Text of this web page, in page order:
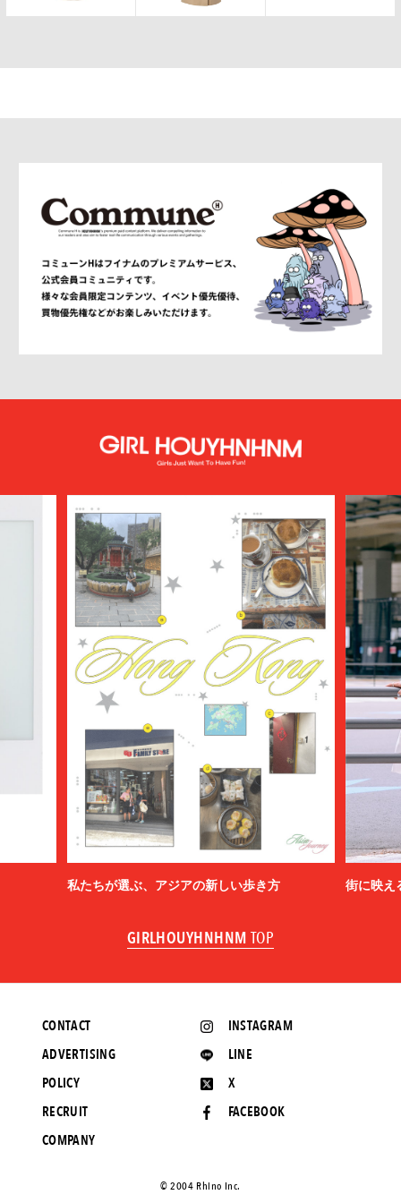
私たちが選ぶ、アジアの新しい歩き方 街に映え
GIRLHOUYHNHNM TOP
INSTAGRAM
LINE
X
FACEBOOK
CONTACT
ADVERTISING
POLICY
RECRUIT
COMPANY
©️ 2004 Rhino Inc.